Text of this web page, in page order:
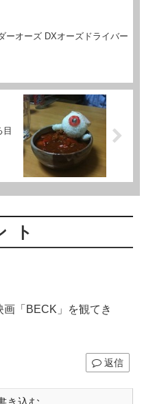
ーオーズ DXオーズドライバー
ト
「BECK」を観てき
返信